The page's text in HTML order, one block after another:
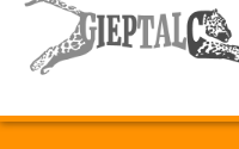
GIEPTALC